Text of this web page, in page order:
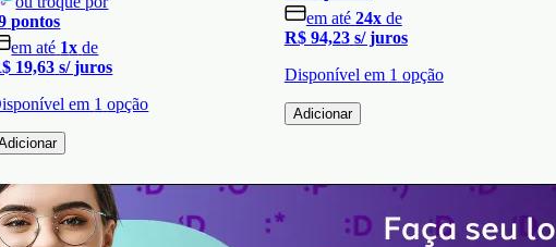
pontos
em até 1x de
19,63 s/ juros
em 1 opção
em até 24x de
R$ 94,23 s/ juros
Disponível em 1 opção
Adicionar